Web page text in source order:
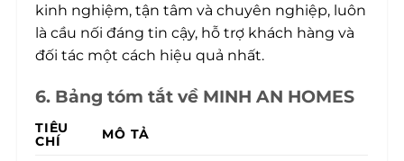
kinh nghiệm, tận tâm và chuyên nghiệp, luôn
là cầu nối đáng tin cậy, hỗ trợ khách hàng và
đối tác một cách hiệu quả nhất.
6. Bảng tóm tắt về MINH AN HOMES
TIÊU
CHÍ
MÔ TẢ